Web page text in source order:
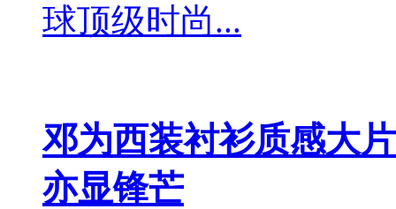
球顶级时尚...
邓为西装衬衫质感大
亦显锋芒